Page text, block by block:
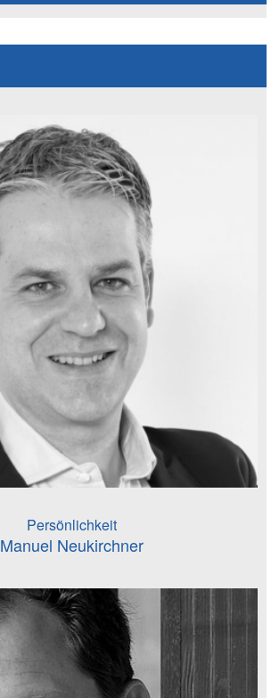
Persönlichkeit
Manuel Neukirchner